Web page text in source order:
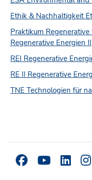
Ethik & Nachhaltigkeit
Praktikum
Regenerative Energien II
REI Regenerative
RE II Regenerative
TNE Technologien für